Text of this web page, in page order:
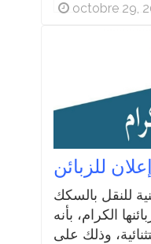
octobre 29,
إعلان للزبائن
للنقل بالسكك
الكرام، بأنه
وذلك على